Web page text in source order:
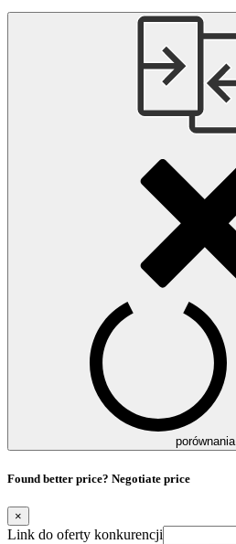
porównania
Found better price? Negotiate price
×
Link do oferty konkurencji